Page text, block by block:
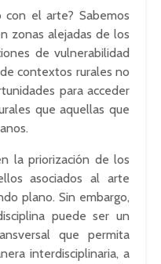
con el arte? Sabemos
zonas alejadas de los
de vulnerabilidad
contextos rurales no
para acceder
que aquellas que
la priorización de los
asociados al arte
plano. Sin embargo,
puede ser un
que permita
interdisciplinaria, a